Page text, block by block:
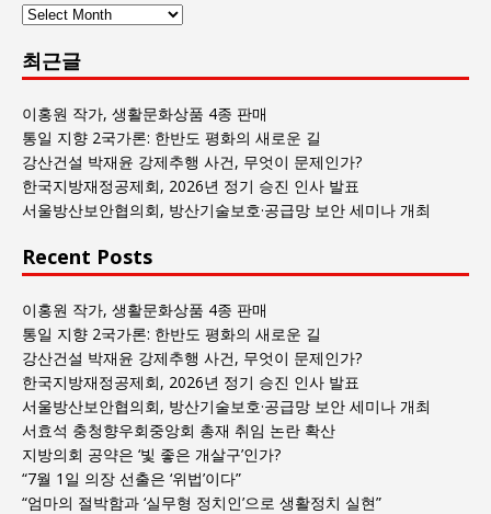
사
과
사
회
글
목
록
최근글
이홍원 작가, 생활문화상품 4종 판매
통일 지향 2국가론: 한반도 평화의 새로운 길
강산건설 박재윤 강제추행 사건, 무엇이 문제인가?
한국지방재정공제회, 2026년 정기 승진 인사 발표
서울방산보안협의회, 방산기술보호·공급망 보안 세미나 개최
Recent Posts
이홍원 작가, 생활문화상품 4종 판매
통일 지향 2국가론: 한반도 평화의 새로운 길
강산건설 박재윤 강제추행 사건, 무엇이 문제인가?
한국지방재정공제회, 2026년 정기 승진 인사 발표
서울방산보안협의회, 방산기술보호·공급망 보안 세미나 개최
서효석 충청향우회중앙회 총재 취임 논란 확산
지방의회 공약은 ‘빛 좋은 개살구’인가?
“7월 1일 의장 선출은 ‘위법’이다”
“엄마의 절박함과 ‘실무형 정치인’으로 생활정치 실현”